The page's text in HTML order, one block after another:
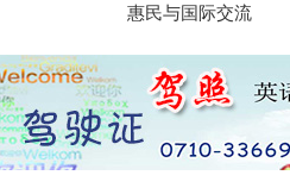
惠民与国际交流